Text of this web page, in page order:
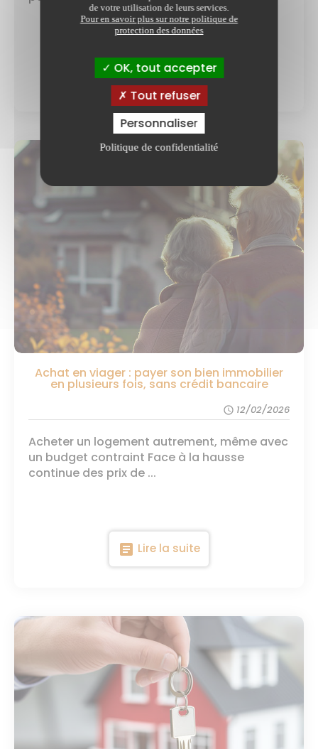
article Lire la suite
Achat en viager : payer son bien immobilier
en plusieurs fois, sans crédit bancaire
schedule 12/02/2026
Acheter un logement autrement, même avec
un budget contraint Face à la hausse
continue des prix de ...
article Lire la suite
de votre utilisation de leurs services.
Pour en savoir plus sur notre politique de
protection des données
OK, tout accepter
Tout refuser
Personnaliser
Politique de confidentialité